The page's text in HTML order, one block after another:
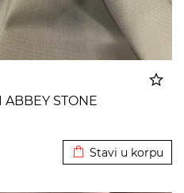
ABBEY STONE
Stavi u korpu